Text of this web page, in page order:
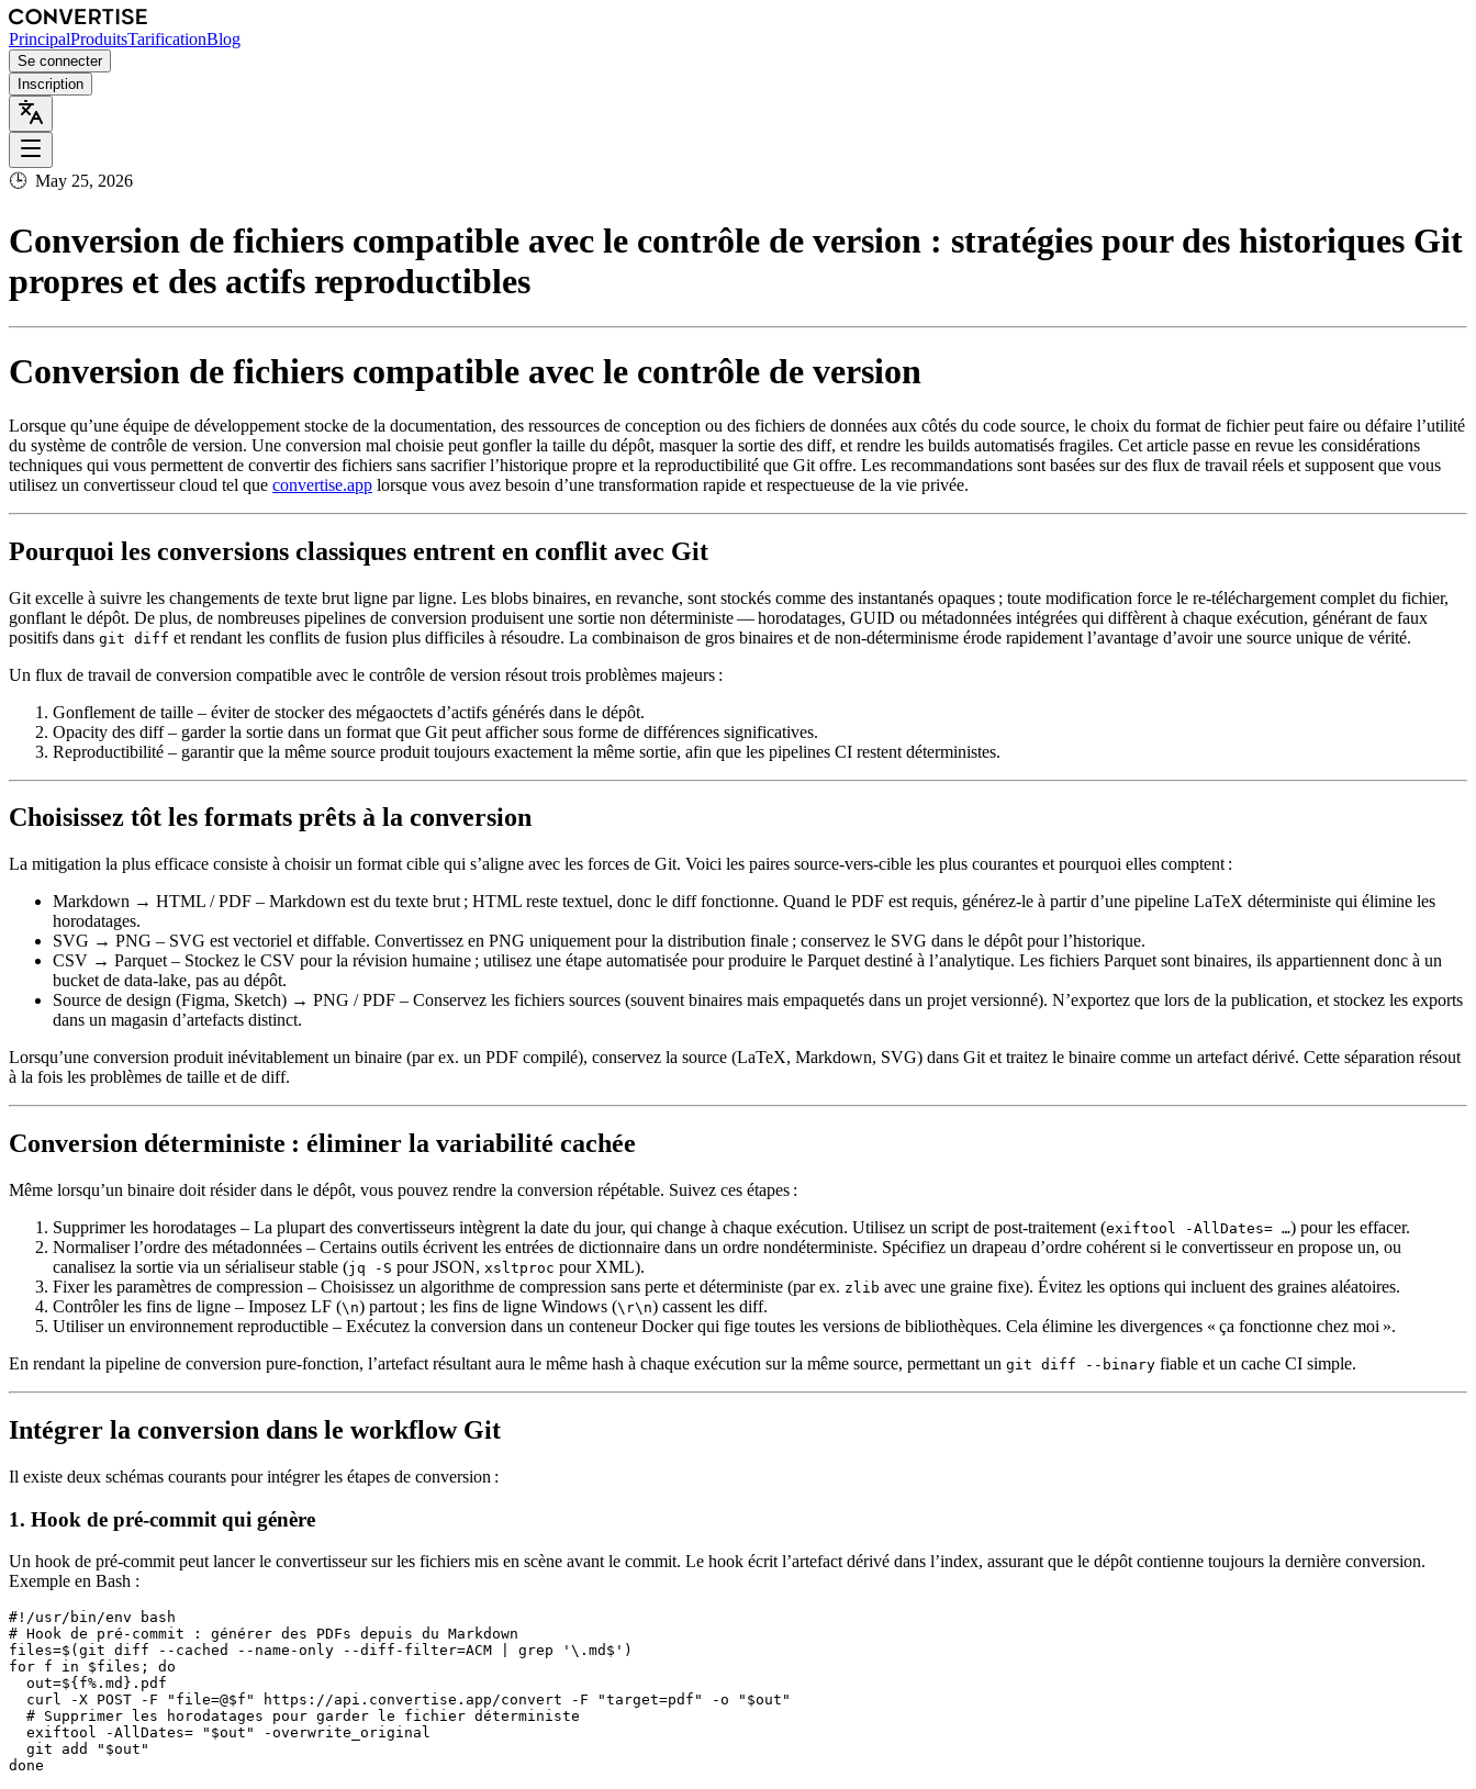
PrincipalProduitsTarificationBlog
Se connecter
Inscription
🕒 May 25, 2026
Conversion de fichiers compatible avec le contrôle de version : stratégies pour des historiques Git
propres et des actifs reproductibles
Conversion de fichiers compatible avec le contrôle de version
Lorsque qu’une équipe de développement stocke de la documentation, des ressources de conception ou des fichiers de données aux côtés du code source, le choix du format de fichier peut faire ou défaire l’utilité
du système de contrôle de version. Une conversion mal choisie peut gonfler la taille du dépôt, masquer la sortie des diff, et rendre les builds automatisés fragiles. Cet article passe en revue les considérations
techniques qui vous permettent de convertir des fichiers sans sacrifier l’historique propre et la reproductibilité que Git offre. Les recommandations sont basées sur des flux de travail réels et supposent que vous
utilisez un convertisseur cloud tel que convertise.app lorsque vous avez besoin d’une transformation rapide et respectueuse de la vie privée.
Pourquoi les conversions classiques entrent en conflit avec Git
Git excelle à suivre les changements de texte brut ligne par ligne. Les blobs binaires, en revanche, sont stockés comme des instantanés opaques ; toute modification force le re‑téléchargement complet du fichier,
gonflant le dépôt. De plus, de nombreuses pipelines de conversion produisent une sortie non déterministe — horodatages, GUID ou métadonnées intégrées qui diffèrent à chaque exécution, générant de faux
positifs dans git diff et rendant les conflits de fusion plus difficiles à résoudre. La combinaison de gros binaires et de non‑déterminisme érode rapidement l’avantage d’avoir une source unique de vérité.
Un flux de travail de conversion compatible avec le contrôle de version résout trois problèmes majeurs :
Gonflement de taille – éviter de stocker des mégaoctets d’actifs générés dans le dépôt.
Opacity des diff– garder la sortie dans un format que Git peut afficher sous forme de différences significatives.
Reproductibilité – garantir que la même source produit toujours exactement la même sortie, afin que les pipelines CI restent déterministes.
Choisissez tôt les formats prêts à la conversion
La mitigation la plus efficace consiste à choisir un format cible qui s’aligne avec les forces de Git. Voici les paires source‑vers‑cible les plus courantes et pourquoi elles comptent :
Markdown → HTML / PDF – Markdown est du texte brut ; HTML reste textuel, donc le diff fonctionne. Quand le PDF est requis, générez‑le à partir d’une pipeline LaTeX déterministe qui élimine les
horodatages.
SVG → PNG – SVG est vectoriel et diffable. Convertissez en PNG uniquement pour la distribution finale ; conservez le SVG dans le dépôt pour l’historique.
CSV → Parquet – Stockez le CSV pour la révision humaine ; utilisez une étape automatisée pour produire le Parquet destiné à l’analytique. Les fichiers Parquet sont binaires, ils appartiennent donc à un
bucket de data‑lake, pas au dépôt.
Source de design (Figma, Sketch) → PNG / PDF – Conservez les fichiers sources (souvent binaires mais empaquetés dans un projet versionné). N’exportez que lors de la publication, et stockez les exports
dans un magasin d’artefacts distinct.
Lorsqu’une conversion produit inévitablement un binaire (par ex. un PDF compilé), conservez la source (LaTeX, Markdown, SVG) dans Git et traitez le binaire comme un artefact dérivé. Cette séparation résout
à la fois les problèmes de taille et de diff.
Conversion déterministe : éliminer la variabilité cachée
Même lorsqu’un binaire doit résider dans le dépôt, vous pouvez rendre la conversion répétable. Suivez ces étapes :
Supprimer les horodatages – La plupart des convertisseurs intègrent la date du jour, qui change à chaque exécution. Utilisez un script de post‑traitement (exiftool -AllDates= …) pour les effacer.
Normaliser l’ordre des métadonnées – Certains outils écrivent les entrées de dictionnaire dans un ordre nondéterministe. Spécifiez un drapeau d’ordre cohérent si le convertisseur en propose un, ou
canalisez la sortie via un sérialiseur stable (jq -S pour JSON, xsltproc pour XML).
Fixer les paramètres de compression – Choisissez un algorithme de compression sans perte et déterministe (par ex. zlib avec une graine fixe). Évitez les options qui incluent des graines aléatoires.
Contrôler les fins de ligne – Imposez LF (\n) partout ; les fins de ligne Windows (\r\n) cassent les diff.
Utiliser un environnement reproductible – Exécutez la conversion dans un conteneur Docker qui fige toutes les versions de bibliothèques. Cela élimine les divergences « ça fonctionne chez moi ».
En rendant la pipeline de conversion pure‑fonction, l’artefact résultant aura le même hash à chaque exécution sur la même source, permettant un git diff --binary fiable et un cache CI simple.
Intégrer la conversion dans le workflow Git
Il existe deux schémas courants pour intégrer les étapes de conversion :
1. Hook de pré‑commit qui génère
Un hook de pré‑commit peut lancer le convertisseur sur les fichiers mis en scène avant le commit. Le hook écrit l’artefact dérivé dans l’index, assurant que le dépôt contienne toujours la dernière conversion.
Exemple en Bash :
#!/usr/bin/env bash
# Hook de pré‑commit : générer des PDFs depuis du Markdown
files=$(git diff --cached --name-only --diff-filter=ACM | grep '\.md$')
for f in $files; do
  out=${f%.md}.pdf
  curl -X POST -F "file=@$f" https://api.convertise.app/convert -F "target=pdf" -o "$out"
  # Supprimer les horodatages pour garder le fichier déterministe
  exiftool -AllDates= "$out" -overwrite_original
  git add "$out"